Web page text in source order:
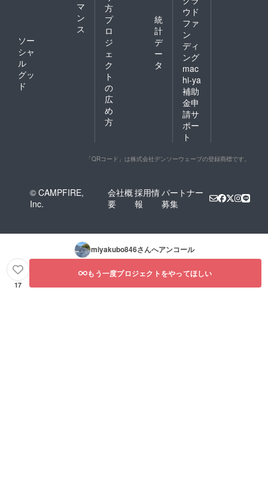
マ
ン
ス
ソー
シャ
ル
グッ
ド
方
プ
ロ
ジ
ェ
ク
ト
の
広
め
方
統
計
デ
ー
タ
ウド
ファ
ン
ディ
ング
mac
hi-ya
補助
金申
請サ
ポー
ト
「QRコード」は株式会社デンソーウェーブの登録商標です。
© CAMPFIRE,
Inc.
会社概
要
採用情
報
パートナー
募集
miyakubo846さんへアンコール
17
もう一度プロジェクトをやってほしい